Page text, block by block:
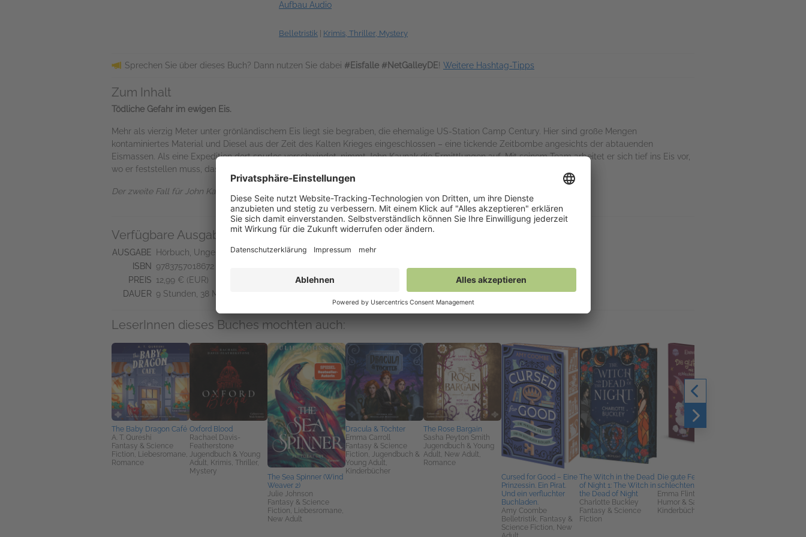
Aufbau Audio
Belletristik Krimis, Thriller, Mystery
Sprechen Sie über dieses Buch? Dann nutzen Sie dabei #Eisfalle #NetGalleyDE! Weitere Hashtag-Tipps
Zum Inhalt
Tödliche Gefahr im ewigen Eis.
Mehr als vierzig Meter unter grönländischem Eis liegt sie begraben, die ehemalige US-Station Camp Century. Hier sind große Mengen
kontaminiertes Material und Diesel aus der Zeit des Kalten Krieges eingeschlossen – eine tickende Zeitbombe angesichts der abtauenden
Eismassen. Als eine Expedition dort spurlos verschwindet, nimmt John Kaunak die Ermittlungen auf. Mit seinem Team arbeitet er sich tief ins Eis vor,
wo er feststellen muss, dass die Station alles andere als verlassen ist. Ein Wettlauf gegen die Zeit beginnt.
Der zweite Fall für John Kaunak: für Hörer:innen von Marc Elsberg und Andreas Brandhorst
Verfügbare Ausgaben
AUSGABE
Hörbuch, Ungekürzt
ISBN
9783757018672
PREIS 12,99 € (EUR)
DAUER 9 Stunden, 38 Minuten
Links
Produktseite des Verlags
LeserInnen dieses Buches mochten auch:
The Baby Dragon Café
A. T. Qureshi
Fantasy & Science
Fiction, Liebesromane,
Romance
Oxford Blood
Rachael Davis-
Featherstone
Jugendbuch & Young
Adult, Krimis, Thriller,
Mystery
The Sea Spinner (Wind
Weaver 2)
Julie Johnson
Fantasy & Science
Fiction, Liebesromane,
New Adult
Dracula & Töchter
Emma Carroll
Fantasy & Science
Fiction, Jugendbuch &
Young Adult,
Kinderbücher
The Rose Bargain
Sasha Peyton Smith
Jugendbuch & Young
Adult, New Adult,
Romance
Cursed for Good – Eine
Prinzessin. Ein Pirat.
Und ein verfluchter
Buchladen.
Amy Coombe
Belletristik, Fantasy &
Science Fiction, New
The Witch in the Dead
of Night 1: The Witch in
the Dead of Night
Charlotte Buckley
Fantasy & Science
Fiction
Die gute Fee mit der
schlechten Laune
Emma Flint
Humor & Satire,
Kinderbücher